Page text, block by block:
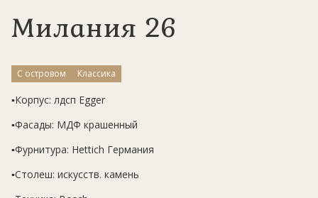
Милания 26
С островом Классика
▪︎Корпус: лдсп Egger
▪︎Фасады: МДФ крашенный
▪︎Фурнитура: Hettich Германия
▪︎Столеш: искусств. камень